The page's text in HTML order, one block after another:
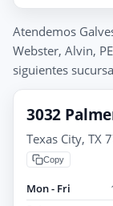
Atendemos
Webster, Alvin,
siguientes
3032
Texas City, TX
Copy
Mon - Fri